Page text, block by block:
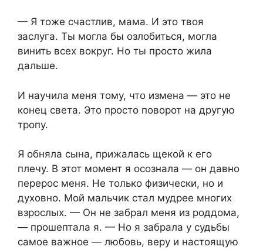
— Я тоже счастлив, мама. И это твоя
заслуга. Ты могла бы озлобиться, могла
винить всех вокруг. Но ты просто жила
дальше.
И научила меня тому, что измена — это не
конец света. Это просто поворот на другую
тропу.
Я обняла сына, прижалась щекой к его
плечу. В этот момент я осознала — он давно
перерос меня. Не только физически, но и
духовно. Мой мальчик стал мудрее многих
взрослых. — Он не забрал меня из роддома,
— прошептала я. — Но я забрала у судьбы
самое важное — любовь, веру и настоящую